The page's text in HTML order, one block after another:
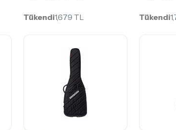
Tükendi1,679 TL Tükendi